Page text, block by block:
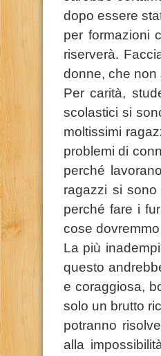
dopo essere
per formazioni
riserverà.
donne, che non
Per carità,
scolastici si
moltissimi
problemi di
perché
ragazzi si
perché fare i
cose
La più
questo
e coraggiosa,
solo un brutto
potranno
alla